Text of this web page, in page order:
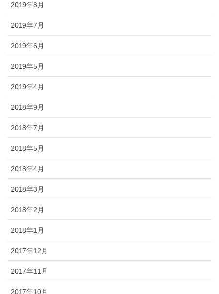
2019年8月
2019年7月
2019年6月
2019年5月
2019年4月
2018年9月
2018年7月
2018年5月
2018年4月
2018年3月
2018年2月
2018年1月
2017年12月
2017年11月
2017年10月